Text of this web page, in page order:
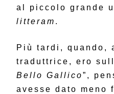
al piccolo grande
litteram .
Più tardi, quando,
traduttrice, ero
Bello Gallico”,
avesse dato meno